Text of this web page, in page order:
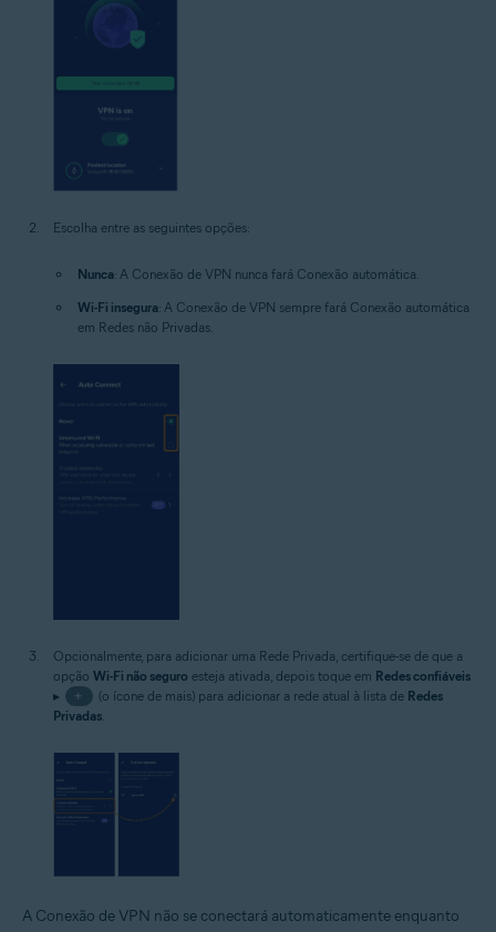
Escolha entre as seguintes opções:
Nunca: A Conexão de VPN nunca fará Conexão automática.
Wi-Fi insegura: A Conexão de VPN sempre fará Conexão automática
em Redes não Privadas.
Opcionalmente, para adicionar uma Rede Privada, certifique-se de que a
opção Wi-Fi não seguro esteja ativada, depois toque em Redes confiáveis
▸
+ (o ícone de mais) para adicionar a rede atual à lista de Redes
Privadas.
A Conexão de VPN não se conectará automaticamente enquanto